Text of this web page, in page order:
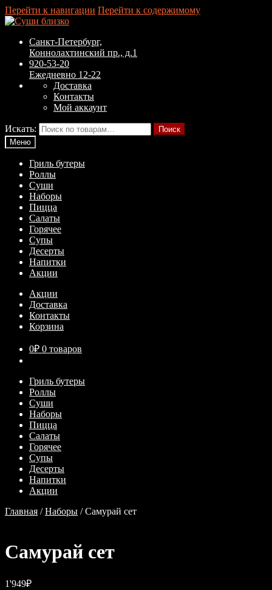
Перейти к навигации Перейти к содержимому
Санкт-Петербург,
Коннолахтинский пр., д.1
920-53-20
Ежедневно 12-22
Доставка
Контакты
Мой аккаунт
Искать:
Поиск
Меню
Гриль бутеры
Роллы
Суши
Наборы
Пицца
Салаты
Горячее
Супы
Десерты
Напитки
Акции
Акции
Доставка
Контакты
Корзина
0₽ 0 товаров
Гриль бутеры
Роллы
Суши
Наборы
Пицца
Салаты
Горячее
Супы
Десерты
Напитки
Акции
Главная /Наборы /Самурай сет
Самурай сет
1'949₽